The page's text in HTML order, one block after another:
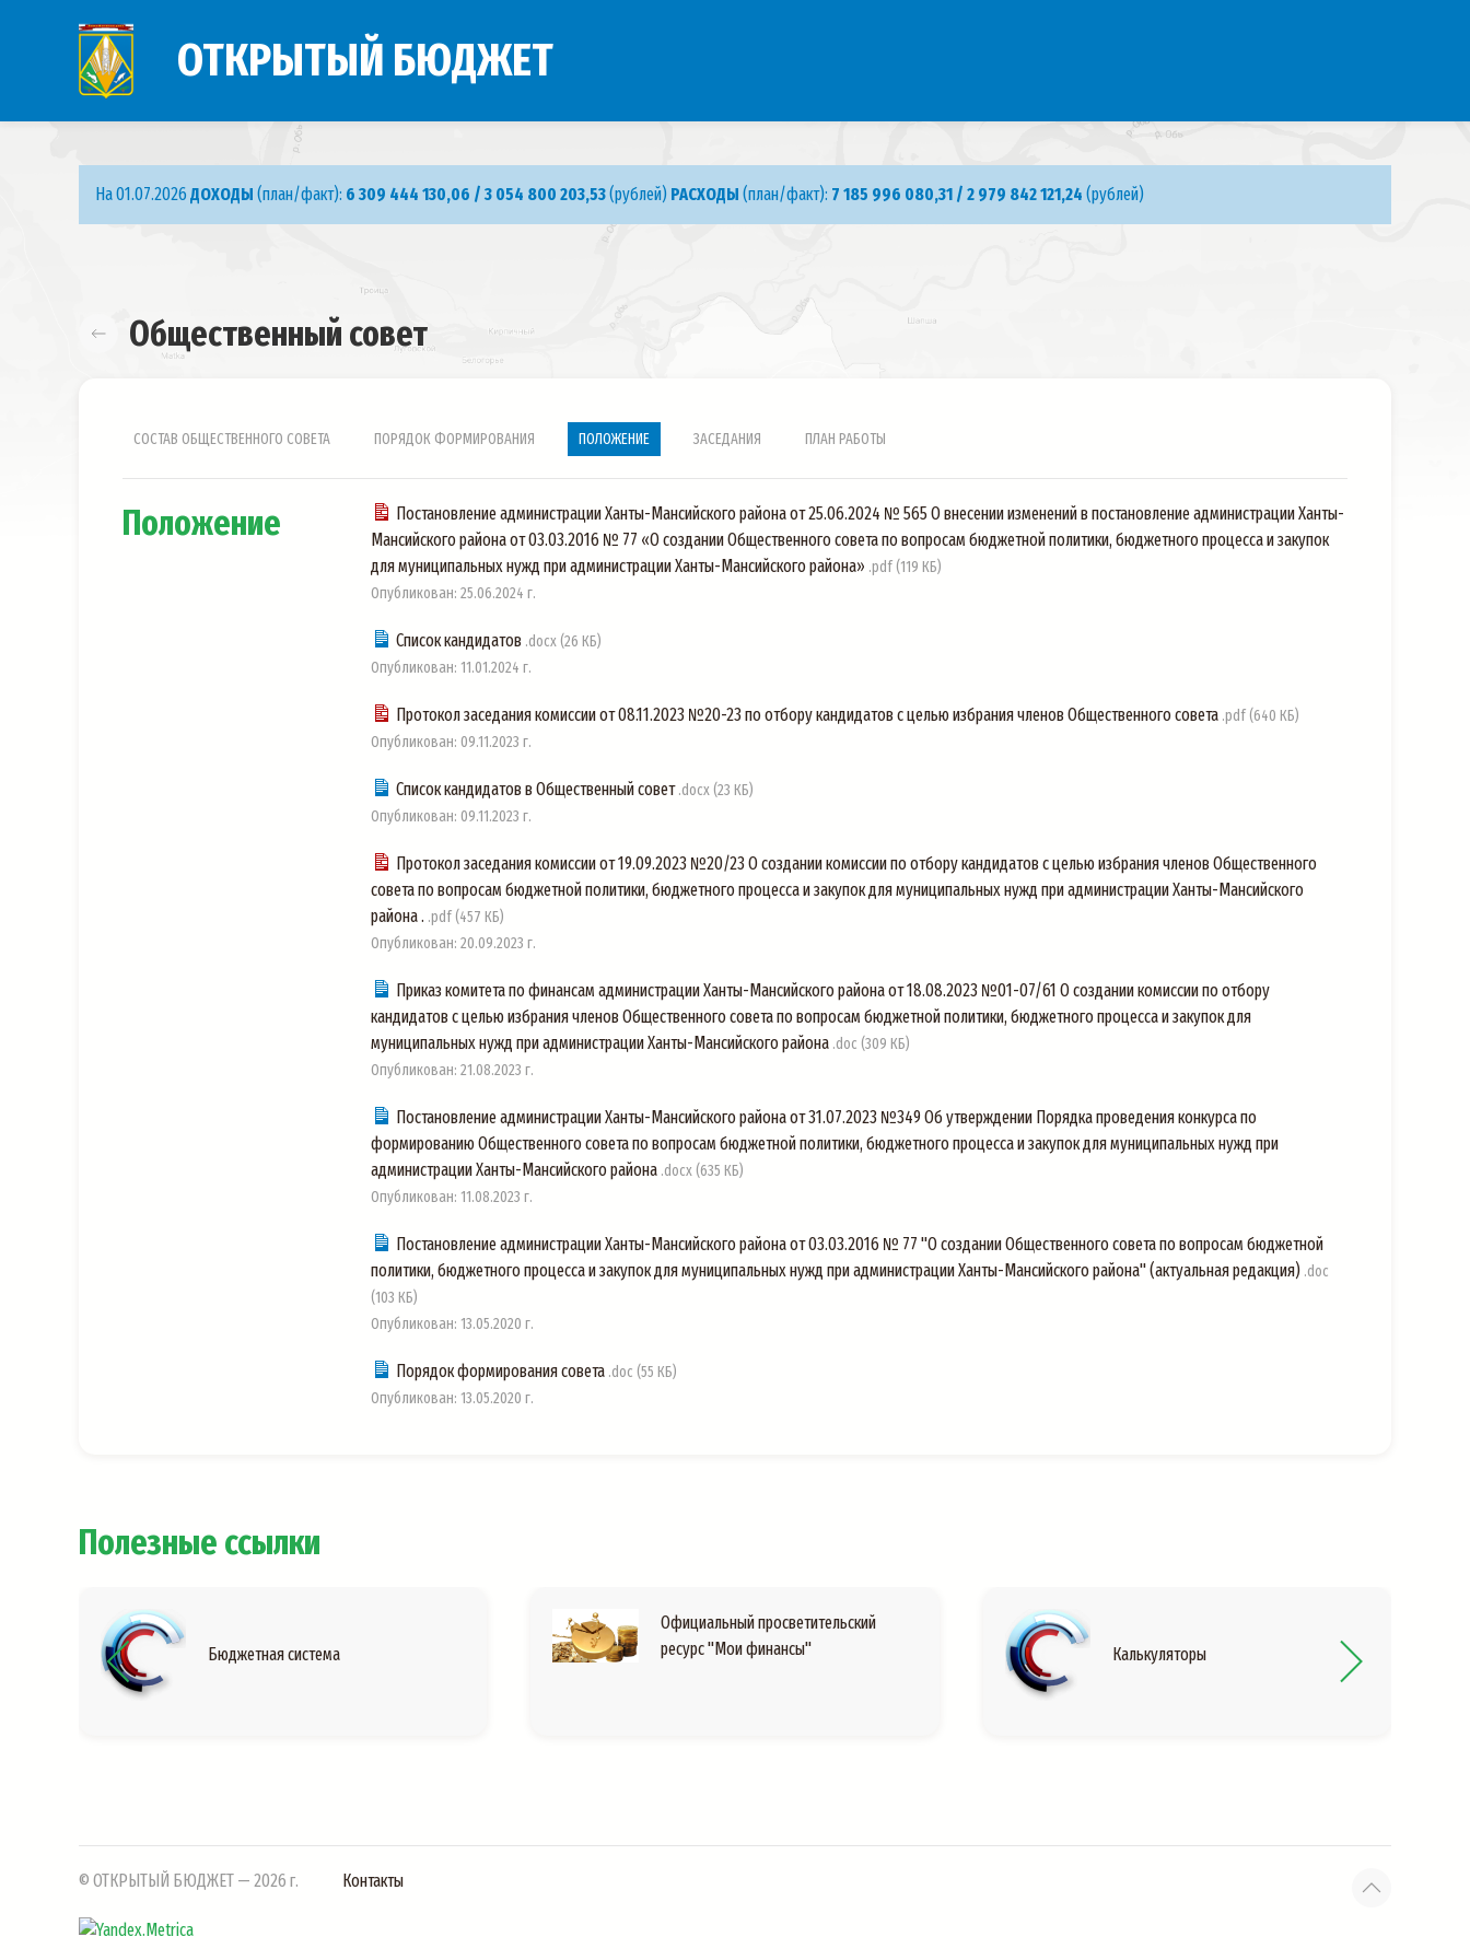
ОТКРЫТЫЙ БЮДЖЕТ
На 01.07.2026 ДОХОДЫ (план/факт): 6 309 444 130,06 / 3 054 800 203,53(рублей) РАСХОДЫ (план/факт): 7 185 996 080,31 / 2 979 842 121,24 (рублей)
Общественный совет
СОСТАВ ОБЩЕСТВЕННОГО СОВЕТА ПОРЯДОК ФОРМИРОВАНИЯ ПОЛОЖЕНИЕ ЗАСЕДАНИЯ ПЛАН РАБОТЫ
Положение
Постановление администрации Ханты-Мансийского района от 25.06.2024 № 565 О внесении изменений в постановление администрации Ханты-
Мансийского района от 03.03.2016 № 77 «О создании Общественного совета по вопросам бюджетной политики, бюджетного процесса и закупок
для муниципальных нужд при администрации Ханты-Мансийского района» .pdf (119 КБ)
Опубликован: 25.06.2024 г.
Список кандидатов .docx (26 КБ)
Опубликован: 11.01.2024 г.
Протокол заседания комиссии от 08.11.2023 №20-23 по отбору кандидатов с целью избрания членов Общественного совета .pdf (640 КБ)
Опубликован: 09.11.2023 г.
Cписок кандидатов в Общественный совет .docx (23 КБ)
Опубликован: 09.11.2023 г.
Протокол заседания комиссии от 19.09.2023 №20/23 О создании комиссии по отбору кандидатов с целью избрания членов Общественного
совета по вопросам бюджетной политики, бюджетного процесса и закупок для муниципальных нужд при администрации Ханты-Мансийского
района . .pdf (457 КБ)
Опубликован: 20.09.2023 г.
Приказ комитета по финансам администрации Ханты-Мансийского района от 18.08.2023 №01-07/61 О создании комиссии по отбору
кандидатов с целью избрания членов Общественного совета по вопросам бюджетной политики, бюджетного процесса и закупок для
муниципальных нужд при администрации Ханты-Мансийского района .doc (309 КБ)
Опубликован: 21.08.2023 г.
Постановление администрации Ханты-Мансийского района от 31.07.2023 №349 Об утверждении Порядка проведения конкурса по
формированию Общественного совета по вопросам бюджетной политики, бюджетного процесса и закупок для муниципальных нужд при
администрации Ханты-Мансийского района .docx (635 КБ)
Опубликован: 11.08.2023 г.
Постановление администрации Ханты-Мансийского района от 03.03.2016 № 77 "О создании Общественного совета по вопросам бюджетной
политики, бюджетного процесса и закупок для муниципальных нужд при администрации Ханты-Мансийского района" (актуальная редакция) .doc
(103 КБ)
Опубликован: 13.05.2020 г.
Порядок формирования совета .doc (55 КБ)
Опубликован: 13.05.2020 г.
Полезные ссылки
Бюджетная система
Официальный просветительский
ресурс "Мои финансы"
Калькуляторы
© ОТКРЫТЫЙ БЮДЖЕТ — 2026 г. Контакты